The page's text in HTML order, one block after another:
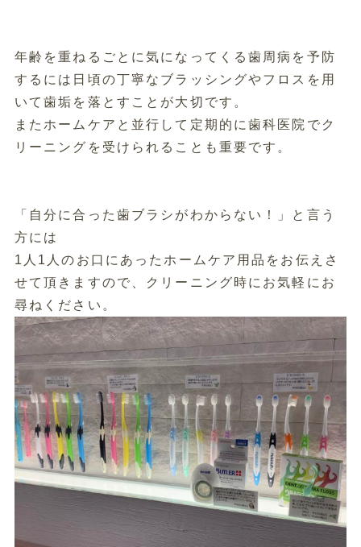
年齢を重ねるごとに気になってくる歯周病を予防
するには日頃の丁寧なブラッシングやフロスを用
いて歯垢を落とすことが大切です。
またホームケアと並行して定期的に歯科医院でク
リーニングを受け られることも重要です。
「自分に合った歯ブラシがわからない！」と言う
方には
1人1人のお口にあったホームケア用品をお伝えさ
せて頂きますので、クリーニング時にお気軽にお
尋ねください。